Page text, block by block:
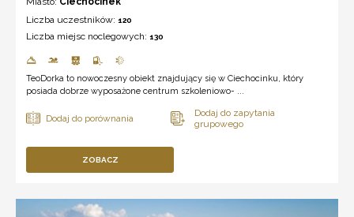
Liczba uczestników: 120
Liczba miejsc noclegowych: 130
TeoDorka to nowoczesny obiekt znajdujący się w Ciechocinku, który
posiada dobrze wyposażone centrum szkoleniowo- ...
ZOBACZ